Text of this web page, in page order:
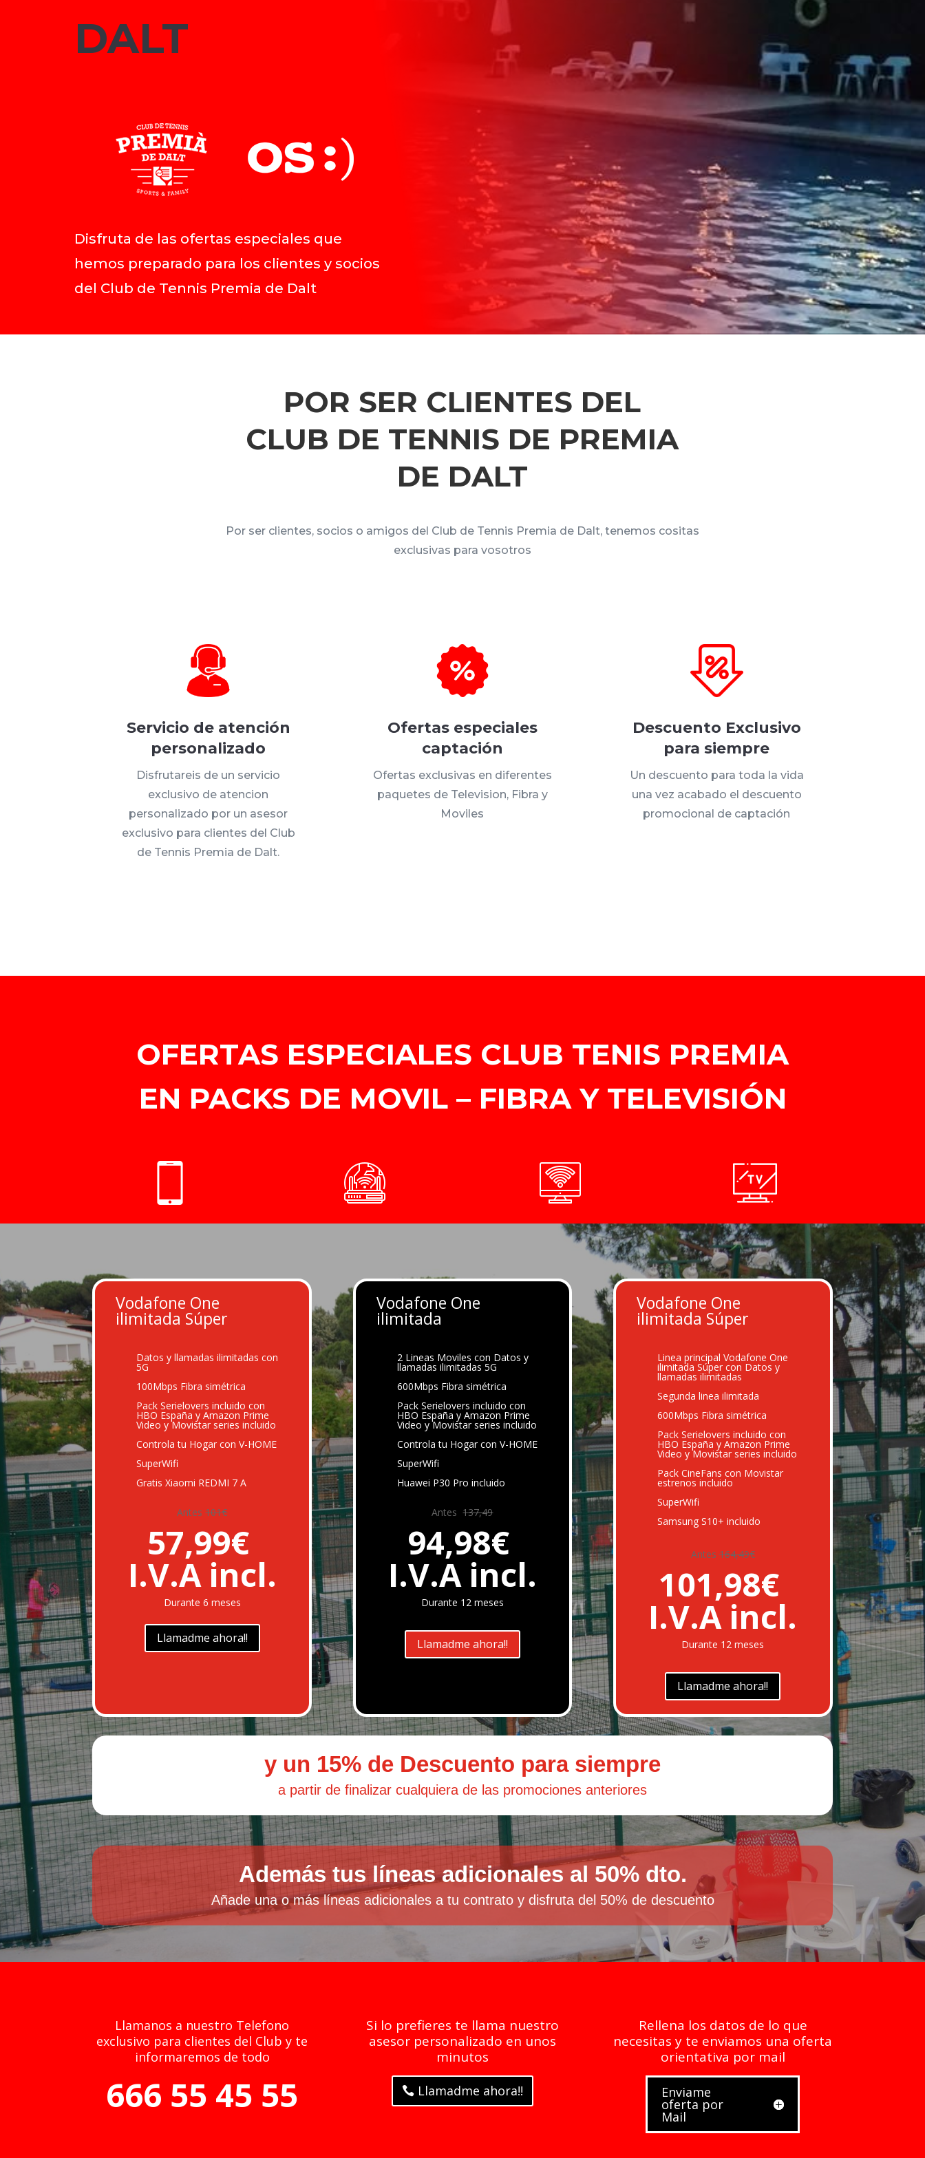
DALT
Disfruta de las ofertas especiales que
hemos preparado para los clientes y socios
del Club de Tennis Premia de Dalt
POR SER CLIENTES DEL
CLUB DE TENNIS DE PREMIA
DE DALT
Por ser clientes, socios o amigos del Club de Tennis Premia de Dalt, tenemos cositas
exclusivas para vosotros
Servicio de atención
personalizado
Disfrutareis de un servicio
exclusivo de atencion
personalizado por un asesor
exclusivo para clientes del Club
de Tennis Premia de Dalt.
Ofertas especiales
captación
Ofertas exclusivas en diferentes
paquetes de Television, Fibra y
Moviles
Descuento Exclusivo
para siempre
Un descuento para toda la vida
una vez acabado el descuento
promocional de captación
OFERTAS ESPECIALES CLUB TENIS PREMIA
EN PACKS DE MOVIL – FIBRA Y TELEVISIÓN
Vodafone One
ilimitada Súper
Datos y llamadas ilimitadas con
5G
100Mbps Fibra simétrica
Pack Serielovers incluido con
HBO España y Amazon Prime
Video y Movistar series incluido
Controla tu Hogar con V-HOME
SuperWifi
Gratis Xiaomi REDMI 7 A
Antes101€
57,99€
I.V.A incl.
Durante 6 meses
Llamadme ahora!!
Vodafone One
ilimitada
2 Lineas Moviles con Datos y
llamadas ilimitadas 5G
600Mbps Fibra simétrica
Pack Serielovers incluido con
HBO España y Amazon Prime
Video y Movistar series incluido
Controla tu Hogar con V-HOME
SuperWifi
Huawei P30 Pro incluido
Antes137,49
94,98€
I.V.A incl.
Durante 12 meses
Llamadme ahora!!
Vodafone One
ilimitada Súper
Linea principal Vodafone One
ilimitada Súper con Datos y
llamadas ilimitadas
Segunda linea ilimitada
600Mbps Fibra simétrica
Pack Serielovers incluido con
HBO España y Amazon Prime
Video y Movistar series incluido
Pack CineFans con Movistar
estrenos incluido
SuperWifi
Samsung S10+ incluido
Antes164,49€
101,98€
I.V.A incl.
Durante 12 meses
Llamadme ahora!!
y un 15% de Descuento para siempre
a partir de finalizar cualquiera de las promociones anteriores
Además tus líneas adicionales al 50% dto.
Añade una o más líneas adicionales a tu contrato y disfruta del 50% de descuento
Llamanos a nuestro Telefono
exclusivo para clientes del Club y te
informaremos de todo
666 55 45 55
Si lo prefieres te llama nuestro
asesor personalizado en unos
minutos
Llamadme ahora!!
Rellena los datos de lo que
necesitas y te enviamos una oferta
orientativa por mail
Enviame
oferta por
Mail